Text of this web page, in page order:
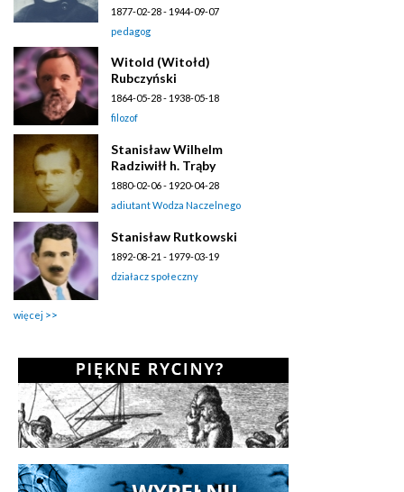
1877-02-28 - 1944-09-07
pedagog
Witold (Witołd)
Rubczyński
1864-05-28 - 1938-05-18
filozof
Stanisław Wilhelm
Radziwiłł h. Trąby
1880-02-06 - 1920-04-28
adiutant Wodza Naczelnego
Stanisław Rutkowski
1892-08-21 - 1979-03-19
działacz społeczny
więcej